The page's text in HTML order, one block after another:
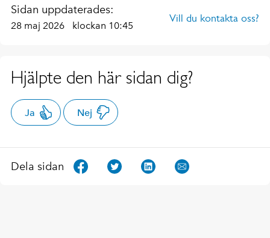
Sidan uppdaterades:
28 maj 2026 klockan 10:45
Vill du kontakta oss?
Hjälpte den här sidan dig?
Ja Nej
Dela sidan